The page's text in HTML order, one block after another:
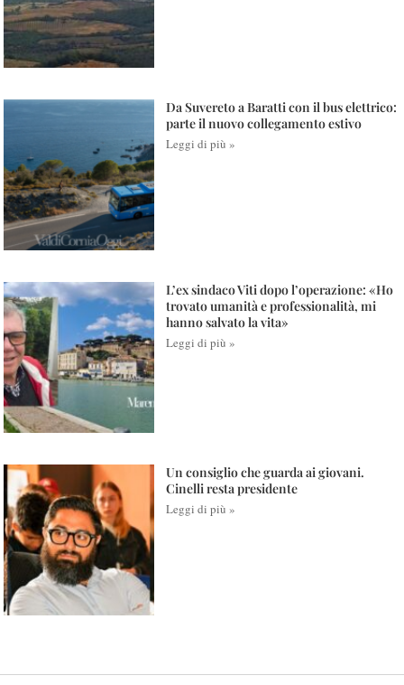
Da Suvereto a Baratti con il bus elettrico:
parte il nuovo collegamento estivo
Leggi di più »
L’ex sindaco Viti dopo l’operazione: «Ho
trovato umanità e professionalità, mi
hanno salvato la vita»
Leggi di più »
Un consiglio che guarda ai giovani.
Cinelli resta presidente
Leggi di più »